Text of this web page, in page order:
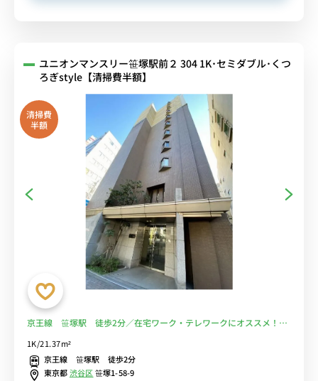
ユニオンマンスリー笹塚駅前２ 304 1K･セミダブル･くつ
ろぎstyle【清掃費半額】
清掃費
半額
京王線 笹塚駅 徒歩2分／在宅ワーク・テレワークにオススメ！■
1K/21.37m²
京王線 笹塚駅 徒歩2分
東京都渋谷区笹塚1-58-9